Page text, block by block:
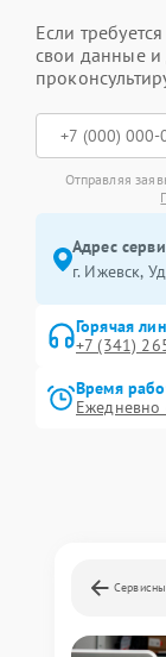
Если
свои данные и
Отправляя
Адрес
г. Ижевск,
Горячая
+7 (341)
Время
Ежедневно